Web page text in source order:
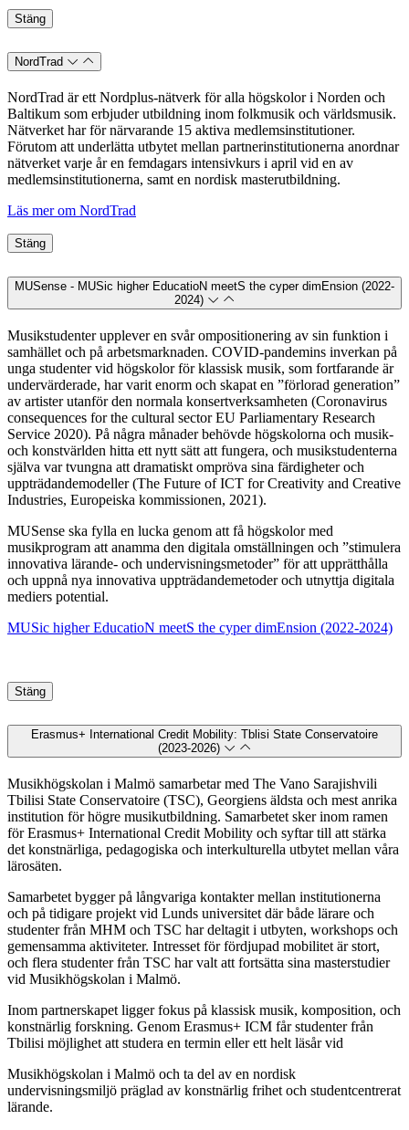
Stäng
NordTrad
NordTrad är ett Nordplus-nätverk för alla högskolor i Norden och
Baltikum som erbjuder utbildning inom folkmusik och världsmusik.
Nätverket har för närvarande 15 aktiva medlemsinstitutioner.
Förutom att underlätta utbytet mellan partnerinstitutionerna anordnar
nätverket varje år en femdagars intensivkurs i april vid en av
medlemsinstitutionerna, samt en nordisk masterutbildning.
Läs mer om NordTrad
Stäng
MUSense - MUSic higher EducatioN meetS the cyper dimEnsion (2022-
2024)
Musikstudenter upplever en svår ompositionering av sin funktion i
samhället och på arbetsmarknaden. COVID-pandemins inverkan på
unga studenter vid högskolor för klassisk musik, som fortfarande är
undervärderade, har varit enorm och skapat en ”förlorad generation”
av artister utanför den normala konsertverksamheten (Coronavirus
consequences for the cultural sector EU Parliamentary Research
Service 2020). På några månader behövde högskolorna och musik-
och konstvärlden hitta ett nytt sätt att fungera, och musikstudenterna
själva var tvungna att dramatiskt ompröva sina färdigheter och
uppträdandemodeller (The Future of ICT for Creativity and Creative
Industries, Europeiska kommissionen, 2021).
MUSense ska fylla en lucka genom att få högskolor med
musikprogram att anamma den digitala omställningen och ”stimulera
innovativa lärande- och undervisningsmetoder” för att upprätthålla
och uppnå nya innovativa uppträdandemetoder och utnyttja digitala
mediers potential.
MUSic higher EducatioN meetS the cyper dimEnsion (2022-2024)
Stäng
Erasmus+ International Credit Mobility: Tblisi State Conservatoire
(2023-2026)
Musikhögskolan i Malmö samarbetar med The Vano Sarajishvili
Tbilisi State Conservatoire (TSC), Georgiens äldsta och mest anrika
institution för högre musikutbildning. Samarbetet sker inom ramen
för Erasmus+ International Credit Mobility och syftar till att stärka
det konstnärliga, pedagogiska och interkulturella utbytet mellan våra
lärosäten.
Samarbetet bygger på långvariga kontakter mellan institutionerna
och på tidigare projekt vid Lunds universitet där både lärare och
studenter från MHM och TSC har deltagit i utbyten, workshops och
gemensamma aktiviteter. Intresset för fördjupad mobilitet är stort,
och flera studenter från TSC har valt att fortsätta sina masterstudier
vid Musikhögskolan i Malmö.
Inom partnerskapet ligger fokus på klassisk musik, komposition, och
konstnärlig forskning. Genom Erasmus+ ICM får studenter från
Tbilisi möjlighet att studera en termin eller ett helt läsår vid
Musikhögskolan i Malmö och ta del av en nordisk
undervisningsmiljö präglad av konstnärlig frihet och studentcentrerat
lärande.